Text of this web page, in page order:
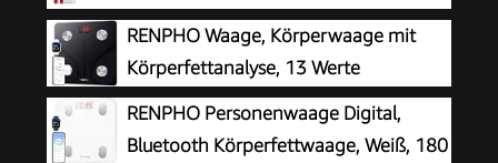
Muskelmasse
RENPHO Waage, Körperwaage mit
Körperfettanalyse, 13 Werte
RENPHO Personenwaage Digital,
Bluetooth Körperfettwaage, Weiß, 180